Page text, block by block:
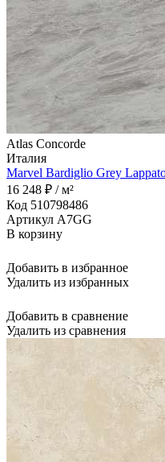
Atlas Concorde
Италия
Marvel Bardiglio Grey
16 248 ₽ / м²
Код 510798486
Артикул A7GG
В корзину
Добавить в избранное
Удалить из избранных
Добавить в сравнение
Удалить из сравнения